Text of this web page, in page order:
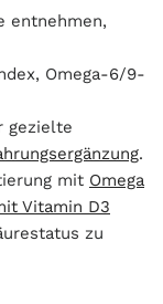
entnehmen,
Omega-6/9-
gezielte
.
mit Omega
Vitamin D3
zu